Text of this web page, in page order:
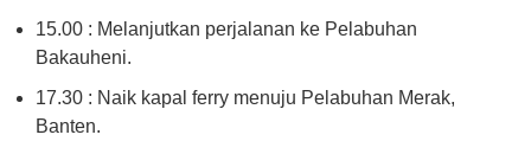
15.00 : Melanjutkan perjalanan ke Pelabuhan
Bakauheni.
17.30 : Naik kapal ferry menuju Pelabuhan Merak,
Banten.